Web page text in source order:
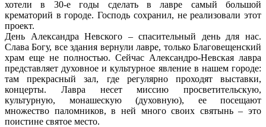
хотели в 30-е годы сделать в лавре самый большой
крематорий в городе. Господь сохранил, не реализовали этот
проект.
День Александра Невского – спасительный день для нас.
Слава Богу, все здания вернули лавре, только Благовещенский
храм еще не полностью. Сейчас Александро-Невская лавра
представляет духовное и культурное явление в нашем городе:
там прекрасный зал, где регулярно проходят выставки,
концерты. Лавра несет миссию просветительскую,
культурную, монашескую (духовную), ее посещают
множество паломников, в ней много своих святынь – это
поистине святое место.